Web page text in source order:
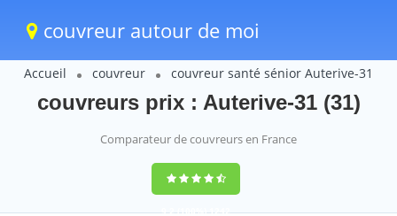
couvreur autour de moi
Accueil couvreur couvreur santé sénior Auterive-31
couvreurs prix : Auterive-31 (31)
Comparateur de couvreurs en France
9,2(100%)1242